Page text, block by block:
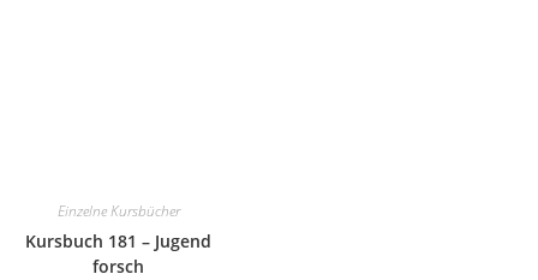
Einzelne Kursbücher
Kursbuch 181 – Jugend
forsch